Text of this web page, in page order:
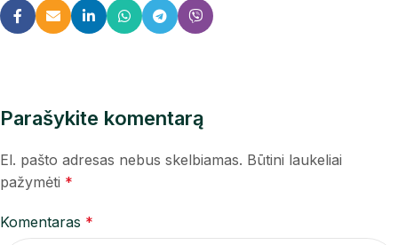
Parašykite komentarą
El. pašto adresas nebus skelbiamas. Būtini laukeliai
pažymėti *
Komentaras *